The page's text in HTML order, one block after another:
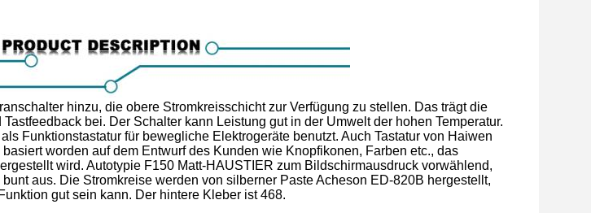
hinzu, die obere Stromkreisschicht zur Verfügung zu stellen. Das trägt die
bei. Der Schalter kann Leistung gut in der Umwelt der hohen Temperatur.
Funktionstastatur für bewegliche Elektrogeräte benutzt. Auch Tastatur von Haiwen
worden auf dem Entwurf des Kunden wie Knopfikonen, Farben etc., das
wird. Autotypie F150 Matt-HAUSTIER zum Bildschirmausdruck vorwählend,
aus. Die Stromkreise werden von silberner Paste Acheson ED-820B hergestellt,
gut sein kann. Der hintere Kleber ist 468.